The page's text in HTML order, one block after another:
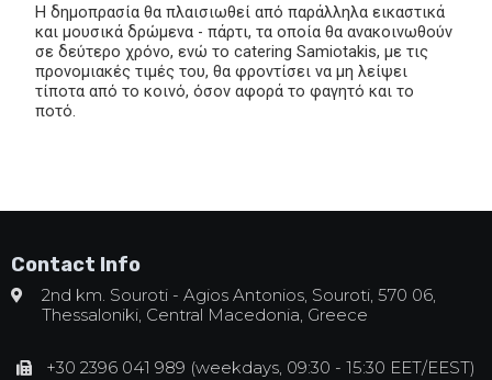
Η δημοπρασία θα πλαισιωθεί από παράλληλα εικαστικά
και μουσικά δρώμενα - πάρτι, τα οποία θα ανακοινωθούν
σε δεύτερο χρόνο, ενώ το catering Samiotakis, με τις
προνομιακές τιμές του, θα φροντίσει να μη λείψει
τίποτα από το κοινό, όσον αφορά το φαγητό και το
ποτό.
Contact Info
2nd km. Souroti - Agios Antonios, Souroti, 570 06,
Thessaloniki, Central Macedonia, Greece
+30 2396 041 989 (weekdays, 09:30 - 15:30 EET/EEST)